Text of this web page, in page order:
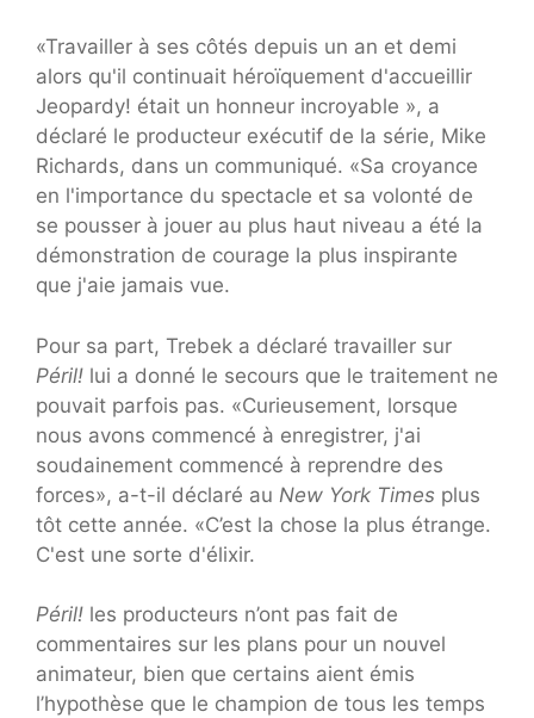
«Travailler à ses côtés depuis un an et demi
alors qu'il continuait héroïquement d'accueillir
Jeopardy! était un honneur incroyable », a
déclaré le producteur exécutif de la série, Mike
Richards, dans un communiqué. «Sa croyance
en l'importance du spectacle et sa volonté de
se pousser à jouer au plus haut niveau a été la
démonstration de courage la plus inspirante
que j'aie jamais vue.
Pour sa part, Trebek a déclaré travailler sur
Péril! lui a donné le secours que le traitement ne
pouvait parfois pas. «Curieusement, lorsque
nous avons commencé à enregistrer, j'ai
soudainement commencé à reprendre des
forces», a-t-il déclaré au New York Times plus
tôt cette année. «C’est la chose la plus étrange.
C'est une sorte d'élixir.
Péril! les producteurs n’ont pas fait de
commentaires sur les plans pour un nouvel
animateur, bien que certains aient émis
l’hypothèse que le champion de tous les temps